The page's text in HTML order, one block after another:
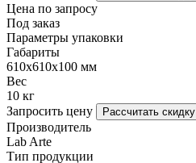
Цена по запросу
Под заказ
Параметры упаковки
Габариты
610х610х100 мм
Вес
10 кг
Запросить цену
Рассчитать скидку
Производитель
Lab Arte
Тип продукции